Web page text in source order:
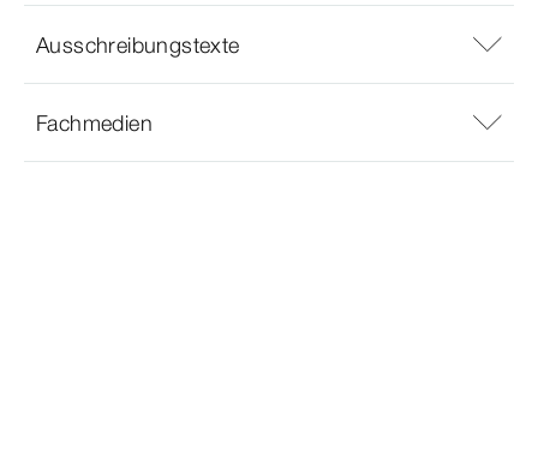
Ausschreibungstexte
Fachmedien